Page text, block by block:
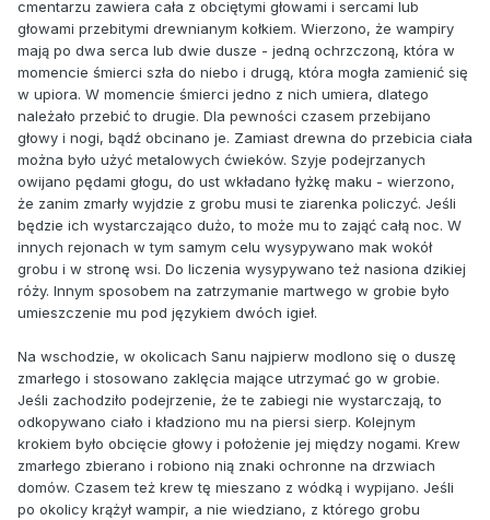
cmentarzu zawiera cała z obciętymi głowami i sercami lub
głowami przebitymi drewnianym kołkiem. Wierzono, że wampiry
mają po dwa serca lub dwie dusze - jedną ochrzczoną, która w
momencie śmierci szła do niebo i drugą, która mogła zamienić się
w upiora. W momencie śmierci jedno z nich umiera, dlatego
należało przebić to drugie. Dla pewności czasem przebijano
głowy i nogi, bądź obcinano je. Zamiast drewna do przebicia ciała
można było użyć metalowych ćwieków. Szyje podejrzanych
owijano pędami głogu, do ust wkładano łyżkę maku - wierzono,
że zanim zmarły wyjdzie z grobu musi te ziarenka policzyć. Jeśli
będzie ich wystarczająco dużo, to może mu to zająć całą noc. W
innych rejonach w tym samym celu wysypywano mak wokół
grobu i w stronę wsi. Do liczenia wysypywano też nasiona dzikiej
róży. Innym sposobem na zatrzymanie martwego w grobie było
umieszczenie mu pod językiem dwóch igieł.
Na wschodzie, w okolicach Sanu najpierw modlono się o duszę
zmarłego i stosowano zaklęcia mające utrzymać go w grobie.
Jeśli zachodziło podejrzenie, że te zabiegi nie wystarczają, to
odkopywano ciało i kładziono mu na piersi sierp. Kolejnym
krokiem było obcięcie głowy i położenie jej między nogami. Krew
zmarłego zbierano i robiono nią znaki ochronne na drzwiach
domów. Czasem też krew tę mieszano z wódką i wypijano. Jeśli
po okolicy krążył wampir, a nie wiedziano, z którego grobu